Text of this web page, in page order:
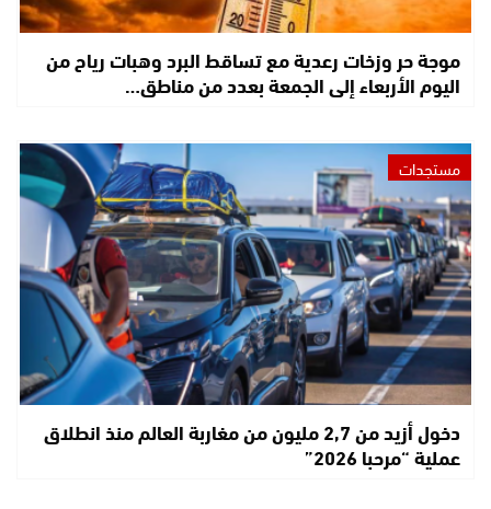
موجة حر وزخات رعدية مع تساقط البرد وهبات رياح من
اليوم الأربعاء إلى الجمعة بعدد من مناطق…
مستجدات
دخول أزيد من 2,7 مليون من مغاربة العالم منذ انطلاق
عملية “مرحبا 2026”